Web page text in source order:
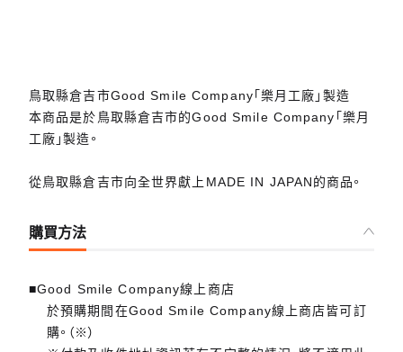
鳥取縣倉吉市Good Smile Company「樂月工廠」製造
本商品是於鳥取縣倉吉市的Good Smile Company「樂月
工廠」製造。
從鳥取縣倉吉市向全世界獻上MADE IN JAPAN的商品。
購買方法
■Good Smile Company線上商店
於預購期間在Good Smile Company線上商店皆可訂
購。（※）